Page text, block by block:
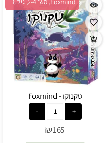
Foxmind, מש' 2-4, גיל 8+
טקנוקו - Foxmind
₪165